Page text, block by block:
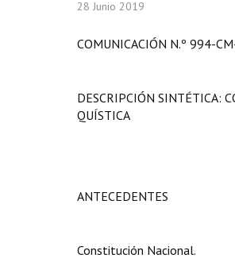
28 Junio 2019
COMUNICACIÓN N.º 994-
DESCRIPCIÓN SINTÉTICA:
QUÍSTICA
ANTECEDENTES
Constitución Nacional.